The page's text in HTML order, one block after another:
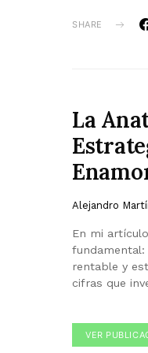
SHARE
La
Alejandro
En mi
fundamental:
rentable y
cifras que
VER